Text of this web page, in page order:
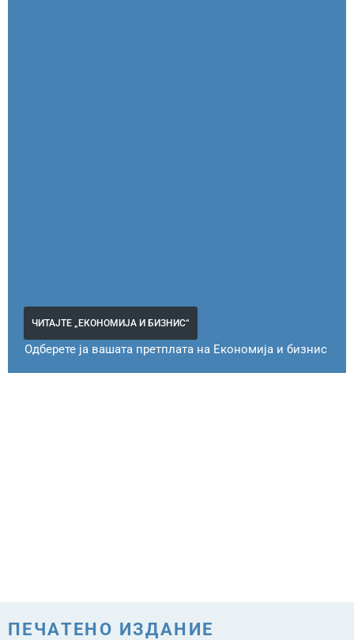
ЧИТАЈТЕ „ЕКОНОМИЈА И БИЗНИС“
Одберете ја вашата претплата на Економија и бизнис
ПЕЧАТЕНО ИЗДАНИЕ